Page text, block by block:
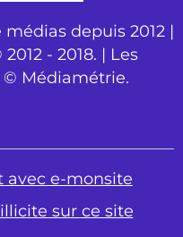
depuis 2012 |
- 2018. | Les
© Médiamétrie.
avec e-monsite
sur ce site